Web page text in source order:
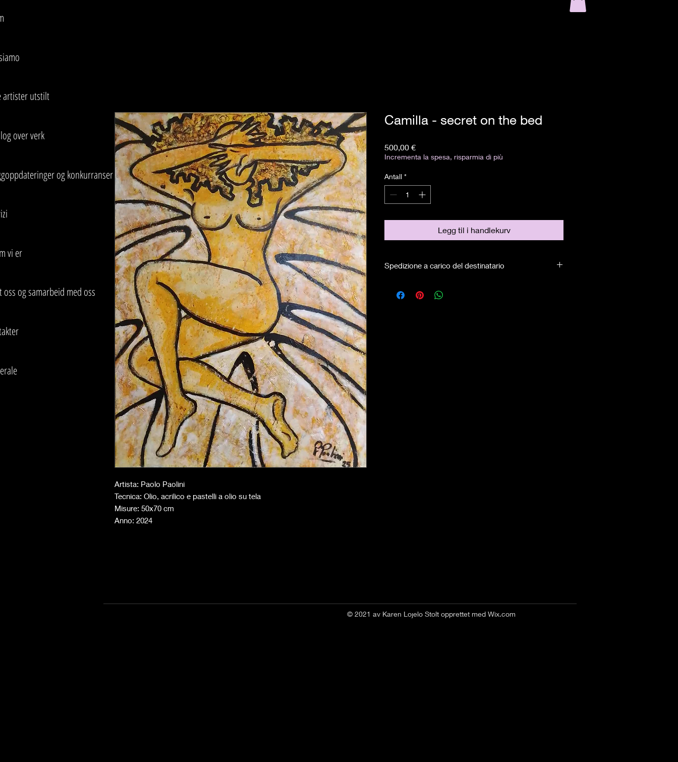
Artista: Paolo Paolini
Tecnica: Olio, acrilico e pastelli a olio su tela
Misure: 50x70 cm
Anno: 2024
Camilla - secret on the bed
500,00 €Pris
Incrementa la spesa, risparmia di più
Antall *
Legg til i handlekurv
Spedizione a carico del destinatario
artister utstilt
over verk
og konkurranser
vi er
oss og samarbeid med oss
© 2021 av Karen Lojelo Stolt opprettet med Wix.com